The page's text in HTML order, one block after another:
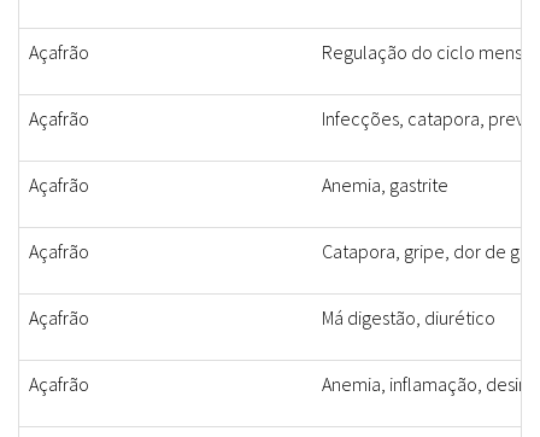
Açafrão Regulação do ciclo
Açafrão Infecções, catapora,
Açafrão Anemia, gastrite
Açafrão Catapora, gripe, dor de
Açafrão Má digestão, diurético
Açafrão Anemia, inflamação,